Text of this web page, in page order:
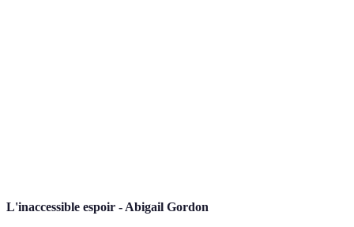
L'inaccessible espoir - Abigail Gordon